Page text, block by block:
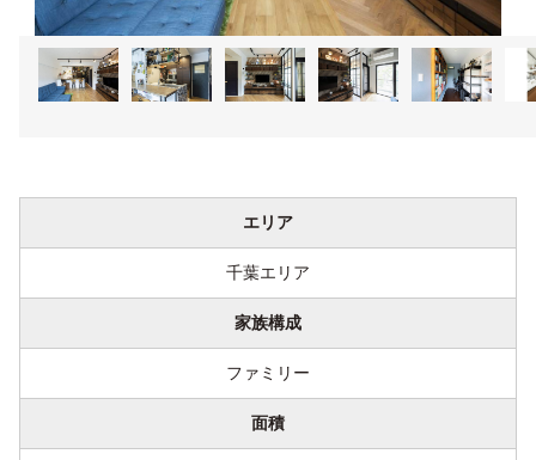
エリア
千葉エリア
家族構成
ファミリー
面積